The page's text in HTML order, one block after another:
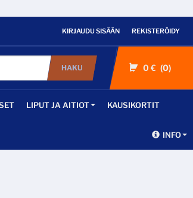
KIRJAUDU SISÄÄN REKISTERÖIDY
HAKU 0 € 0
LIPUT JA AITIOT KAUSIKORTIT
INFO